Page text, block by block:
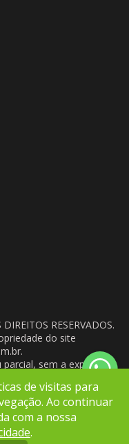
RESERVADOS.
do site
sem a expressa
91
de visitas para
Ao continuar
com a nossa
.